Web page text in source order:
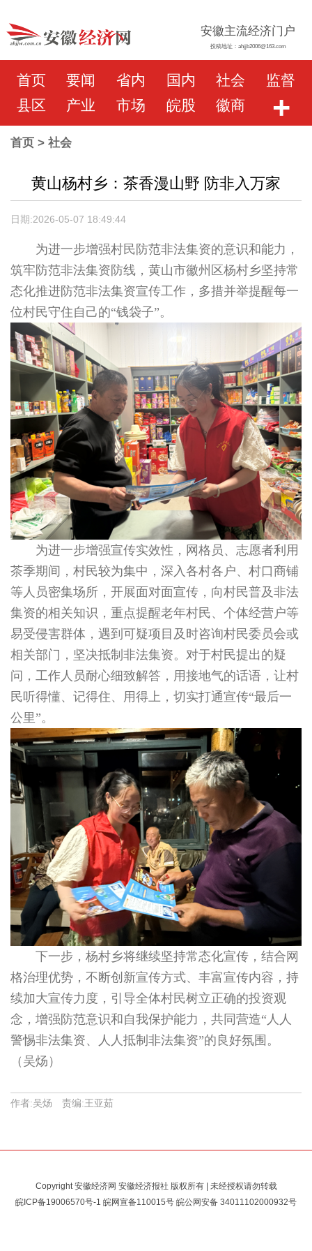
安徽主流经济门户
投稿地址：ahjjb2006@163.com
首页 要闻 省内 国内 社会
监督
县区
产业 市场 皖股 徽商 +
首页> 社会
黄山杨村乡：茶香漫山野 防非入万家
日期:2026-05-07 18:49:44
为进一步增强村民防范非法集资的意识和能力，
筑牢防范非法集资防线，黄山市徽州区杨村乡坚持常
态化推进防范非法集资宣传工作，多措并举提醒每一
位村民守住自己的“钱袋子”。
为进一步增强宣传实效性，网格员、志愿者利用
茶季期间，村民较为集中，深入各村各户、村口商铺
等人员密集场所，开展面对面宣传，向村民普及非法
集资的相关知识，重点提醒老年村民、个体经营户等
易受侵害群体，遇到可疑项目及时咨询村民委员会或
相关部门，坚决抵制非法集资。对于村民提出的疑
问，工作人员耐心细致解答，用接地气的话语，让村
民听得懂、记得住、用得上，切实打通宣传“最后一
公里”。
下一步，杨村乡将继续坚持常态化宣传，结合网
格治理优势，不断创新宣传方式、丰富宣传内容，持
续加大宣传力度，引导全体村民树立正确的投资观
念，增强防范意识和自我保护能力，共同营造“人人
警惕非法集资、人人抵制非法集资”的良好氛围。
（吴炀）
作者:吴炀 责编:王亚茹
Copyright 安徽经济网 安徽经济报社 版权所有 | 未经授权请勿转载
皖ICP备19006570号-1 皖网宣备110015号 皖公网安备 34011102000932号